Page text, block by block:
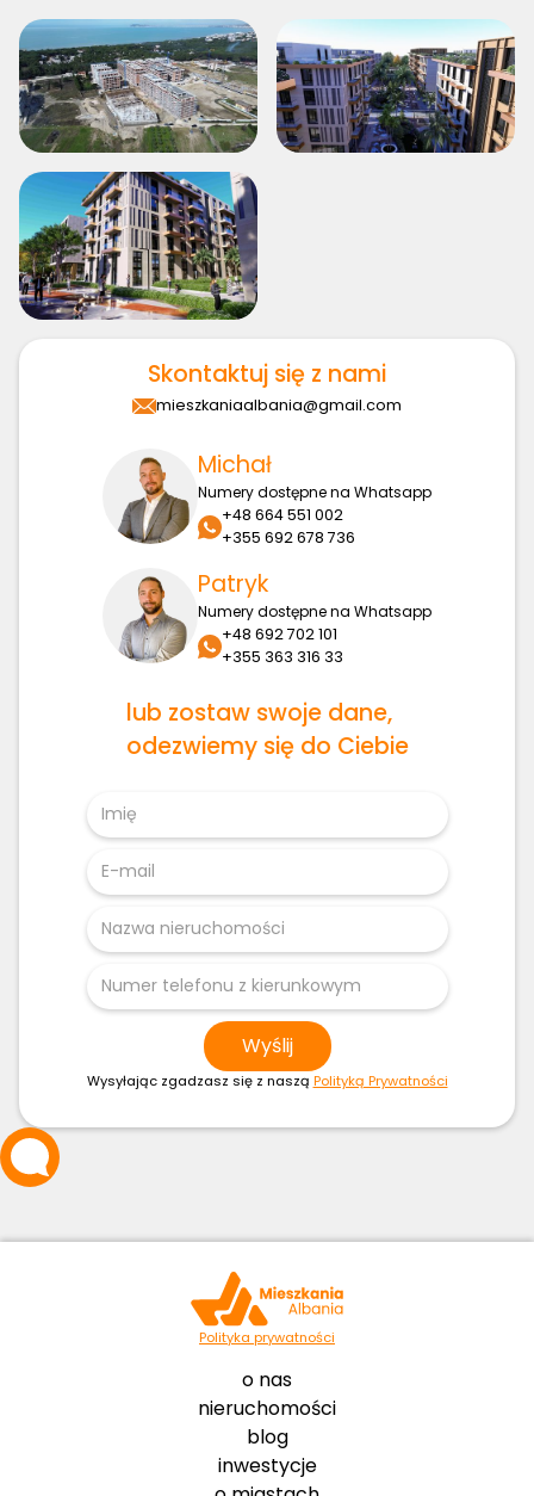
Skontaktuj się z nami
mieszkaniaalbania@gmail.com
Michał
Numery dostępne na Whatsapp
+48 664 551 002
+355 692 678 736
Patryk
Numery dostępne na Whatsapp
+48 692 702 101
+355 363 316 33
lub zostaw swoje dane,
odezwiemy się do Ciebie
Wysyłając zgadzasz się z naszą Polityką Prywatności
Polityka prywatności
o nas
nieruchomości
blog
inwestycje